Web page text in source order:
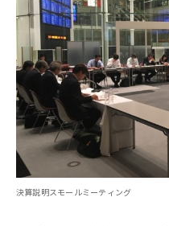
決算説明スモールミーティング